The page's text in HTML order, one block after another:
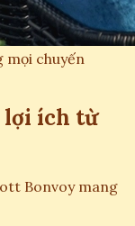
chuyến
lợi ích từ
Bonvoy mang